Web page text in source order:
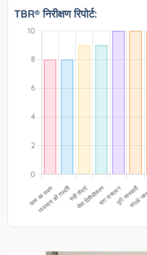
TBR® निरीक्षण रिपोर्ट: